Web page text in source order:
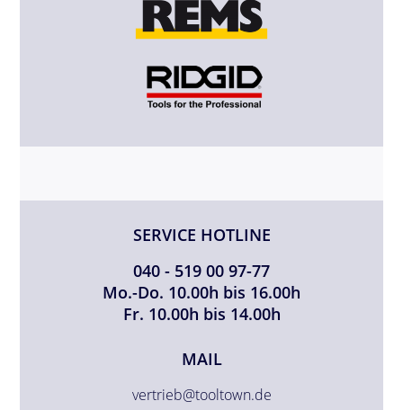
SERVICE HOTLINE
040 - 519 00 97-77
Mo.-Do. 10.00h bis 16.00h
Fr. 10.00h bis 14.00h
MAIL
vertrieb@tooltown.de